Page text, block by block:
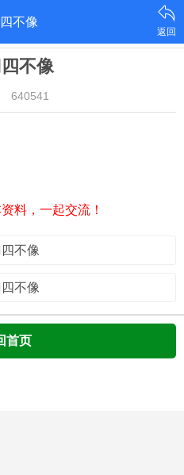
不像
返回
不像
640541
料，一起交流！
不像
不像
首页